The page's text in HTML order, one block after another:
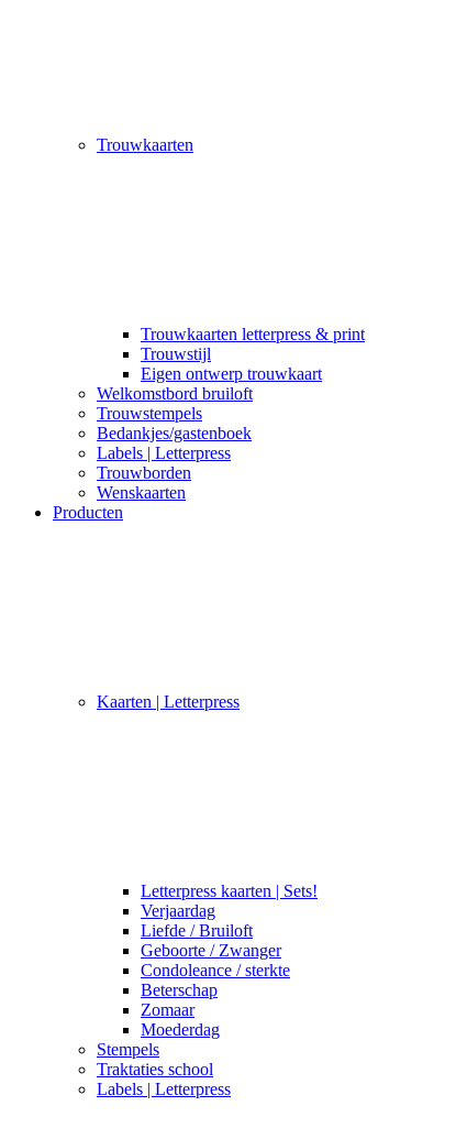
Trouwkaarten
Trouwkaarten letterpress & print
Trouwstijl
Eigen ontwerp trouwkaart
Welkomstbord bruiloft
Trouwstempels
Bedankjes/gastenboek
Labels | Letterpress
Trouwborden
Wenskaarten
Producten
Kaarten | Letterpress
Letterpress kaarten | Sets!
Verjaardag
Liefde / Bruiloft
Geboorte / Zwanger
Condoleance / sterkte
Beterschap
Zomaar
Moederdag
Stempels
Traktaties school
Labels | Letterpress